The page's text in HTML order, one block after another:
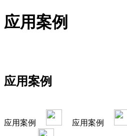
应用案例
应用案例
应用案例 应用案例